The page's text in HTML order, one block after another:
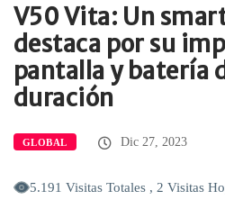
V50 Vita: Un
destaca por su
pantalla y batería
duración
GLOBAL Dic 27, 2023
5.191 Visitas Totales , 2 Visitas